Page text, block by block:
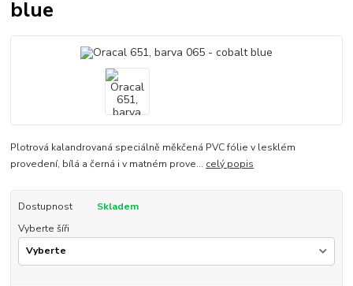
blue
Plotrová kalandrovaná speciálně měkčená PVC fólie v lesklém
provedení, bílá a černá i v matném prove... celý popis
Dostupnost
Skladem
Vyberte šíři